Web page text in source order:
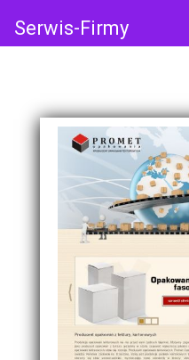
Serwis-Firmy